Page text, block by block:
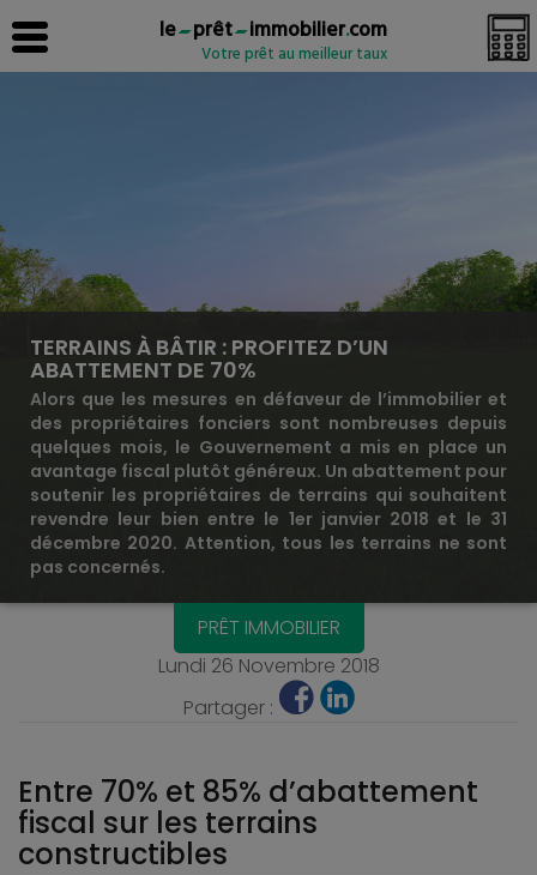
le prêt immobilier.com
Votre prêt au meilleur taux
TERRAINS À BÂTIR : PROFITEZ D’UN
ABATTEMENT DE 70%
Alors que les mesures en défaveur de l’immobilier et
des propriétaires fonciers sont nombreuses depuis
quelques mois, le Gouvernement a mis en place un
avantage fiscal plutôt généreux. Un abattement pour
soutenir les propriétaires de terrains qui souhaitent
revendre leur bien entre le 1er janvier 2018 et le 31
décembre 2020. Attention, tous les terrains ne sont
pas concernés.
PRÊT IMMOBILIER
Lundi 26 Novembre 2018
Partager :
Entre 70% et 85% d’abattement
fiscal sur les terrains
constructibles